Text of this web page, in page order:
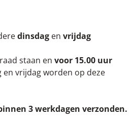
dinsdag en vrijdag
staan en voor 15.00 uur
en vrijdag worden op deze
3 werkdagen verzonden.